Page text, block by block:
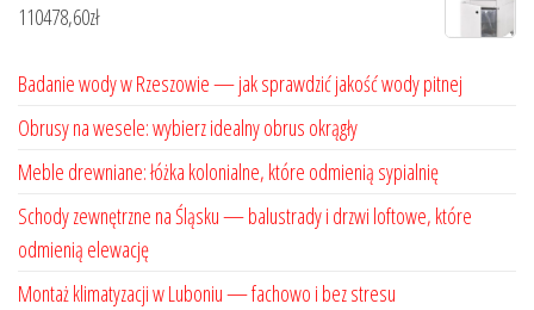
110478,60zł
Badanie wody w Rzeszowie — jak sprawdzić jakość wody pitnej
Obrusy na wesele: wybierz idealny obrus okrągły
Meble drewniane: łóżka kolonialne, które odmienią sypialnię
Schody zewnętrzne na Śląsku — balustrady i drzwi loftowe, które
odmienią elewację
Montaż klimatyzacji w Luboniu — fachowo i bez stresu